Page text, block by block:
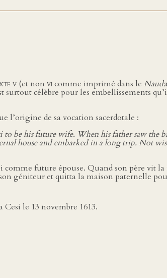
v (et non vicomme imprimé dans le
célèbre pour les embellissements
l’origine de sa vocation sacerdotale :
be his future wife. When his father saw the
house and embarked in a long trip. Not
comme future épouse. Quand son père vit
géniteur et quitta la maison paternelle
le 13 novembre 1613.